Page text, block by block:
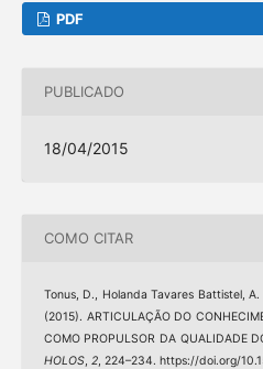
PDF
PUBLICADO
18/04/2015
COMO CITAR
Tonus, D., Holanda Tavares Battistel,
(2015). ARTICULAÇÃO DO
COMO PROPULSOR DA QUALIDADE
HOLOS, 2, 224–234. https://doi.org/